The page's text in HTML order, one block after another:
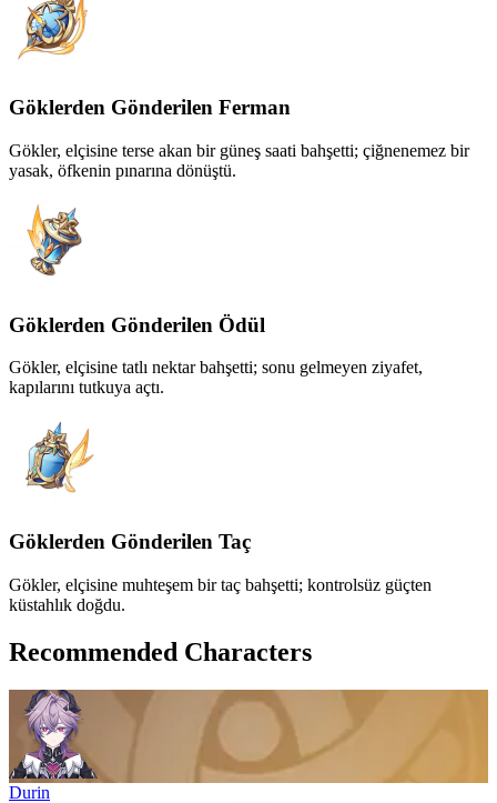
Göklerden Gönderilen Ferman
Gökler, elçisine terse akan bir güneş saati bahşetti; çiğnenemez bir
yasak, öfkenin pınarına dönüştü.
Göklerden Gönderilen Ödül
Gökler, elçisine tatlı nektar bahşetti; sonu gelmeyen ziyafet,
kapılarını tutkuya açtı.
Göklerden Gönderilen Taç
Gökler, elçisine muhteşem bir taç bahşetti; kontrolsüz güçten
küstahlık doğdu.
Recommended Characters
Durin